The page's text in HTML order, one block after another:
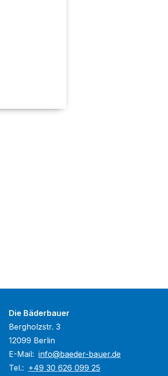
Die Bäderbauer
Bergholzstr. 3
12099 Berlin
E-Mail: info@baeder-bauer.de
Tel.: +49 30 626 099 25